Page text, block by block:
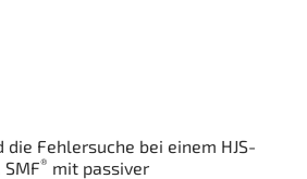
Fehlersuche bei einem HJS-
® mit passiver